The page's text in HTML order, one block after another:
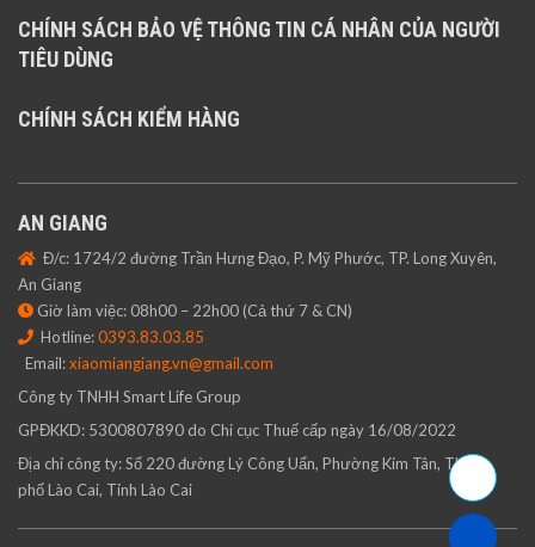
CHÍNH SÁCH BẢO VỆ THÔNG TIN CÁ NHÂN CỦA NGƯỜI
TIÊU DÙNG
CHÍNH SÁCH KIỂM HÀNG
AN GIANG
Đ/c: 1724/2 đường Trần Hưng Đạo, P. Mỹ Phước, TP. Long Xuyên,
An Giang
Giờ làm việc: 08h00 – 22h00 (Cả thứ 7 & CN)
Hotline:0393.83.03.85
Email:xiaomiangiang.vn@gmail.com
Công ty TNHH Smart Life Group
GPĐKKD: 5300807890 do Chi cục Thuế cấp ngày 16/08/2022
Địa chỉ công ty: Số 220 đường Lý Công Uẩn, Phường Kim Tân, Thành
phố Lào Cai, Tỉnh Lào Cai